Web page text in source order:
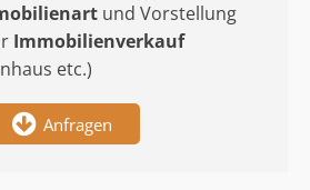
und Vorstellung
Immobilienverkauf
etc.)
Anfragen